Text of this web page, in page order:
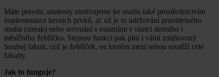
Máte pravdu, studenty motivujeme ke studiu také prostřednictvím
implementace herních prvků, ať už je to udržování pravidelného
studia (streak) nebo srovnání s ostatními v rámci denního i
měsíčního žebříčku. Stejnou funkci pak plní i vámi zmiňovaný
Souboj fakult, což je žebříček, ve kterém mezi sebou soutěží celé
fakulty.
Jak to funguje?